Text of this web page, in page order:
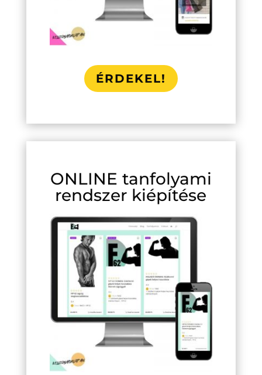
ÉRDEKEL!
ONLINE tanfolyami
rendszer kiépítése